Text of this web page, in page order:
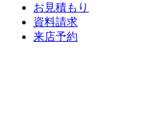
お見積もり
資料請求
来店予約